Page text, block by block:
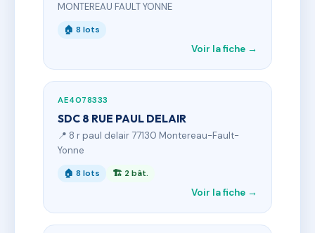
MONTEREAU FAULT YONNE
🏠 8 lots
Voir la fiche →
AE4078333
SDC 8 RUE PAUL DELAIR
📍 8 r paul delair 77130 Montereau-Fault-
Yonne
🏠 8 lots 🏗 2 bât.
Voir la fiche →